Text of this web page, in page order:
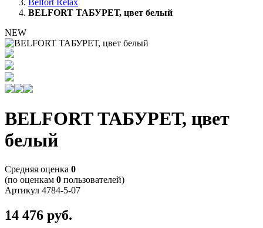
BELFORT ТАБУРЕТ, цвет белый
NEW
BELFORT ТАБУРЕТ, цвет
белый
Cредняя оценка 0
(по оценкам 0 пользователей)
Артикул 4784-5-07
14 476 руб.